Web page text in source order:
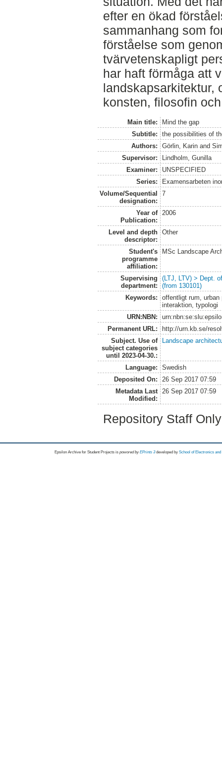
efter en ökad
sammanhang som
förståelse som
tvärvetenskapligt
har haft förmåga att
landskapsarkitektur,
konsten, filosofin
Main title:
Mind the gap
Subtitle:
the possibilities of
Authors:
Görlin, Karin and
Supervisor:
Lindholm, Gunilla
Examiner:
UNSPECIFIED
Series:
Examensarbeten
Volume/Sequential
designation:
7
Year of
Publication:
2006
Level and depth
descriptor:
Other
Student's
programme
affiliation:
MSc Landscape
Supervising
department:
(LTJ, LTV) > Dept.
(from 130101)
Keywords:
offentligt rum, urban
interaktion, typologi
URN:NBN:
Permanent URL:
http://urn.kb.se/
Subject. Use of
subject categories
until 2023-04-30.:
Landscape
Language:
Swedish
Deposited On:
26 Sep 2017 07:59
Metadata Last
Modified:
26 Sep 2017 07:59
Repository Staff
Epsilon Archive for Student Projects is powored byEPrints 3 developed by School of Electronics